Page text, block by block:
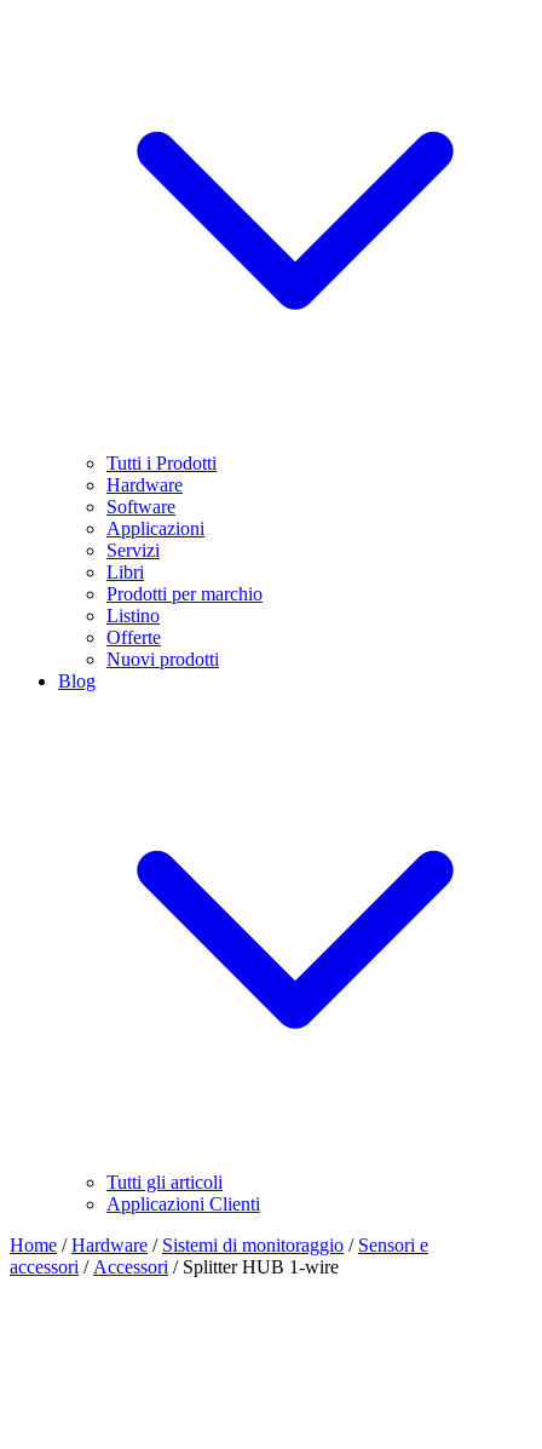
Tutti i Prodotti
Hardware
Software
Applicazioni
Servizi
Libri
Prodotti per marchio
Listino
Offerte
Nuovi prodotti
Blog
Tutti gli articoli
Applicazioni Clienti
Home /Hardware / Sistemi di monitoraggio / Sensori e
accessori / Accessori / Splitter HUB 1-wire